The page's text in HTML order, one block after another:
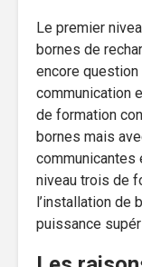
Le premier
bornes de
encore
communication
de formation
bornes mais
communicantes
niveau trois de
l’installation de
puissance